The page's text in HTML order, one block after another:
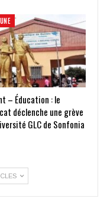
– Éducation : le
déclenche une grève
GLC de Sonfonia